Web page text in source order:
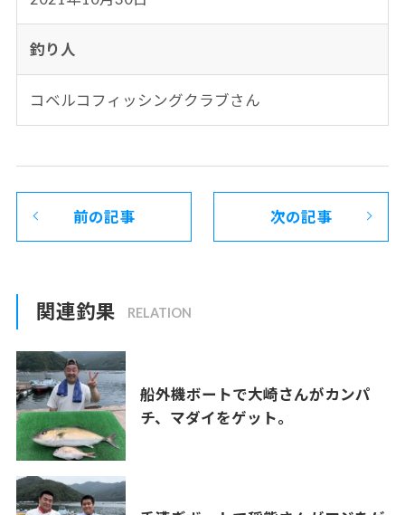
釣り人
コベルコフィッシングクラブさん
前の記事 次の記事
関連釣果
船外機ボートで大崎さんがカンパ
チ、マダイをゲット。